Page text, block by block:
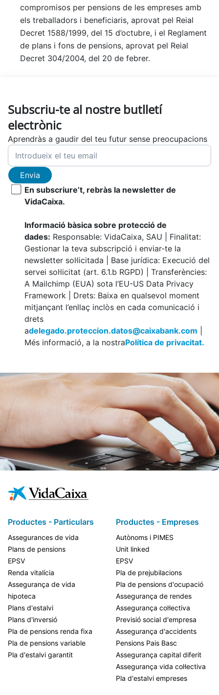
compromisos per pensions de les empreses amb
els treballadors i beneficiaris, aprovat pel Reial
Decret 1588/1999, del 15 d’octubre, i el Reglament
de plans i fons de pensions, aprovat pel Reial
Decret 304/2004, del 20 de febrer.
Subscriu-te al nostre butlletí
electrònic
Aprendràs a gaudir del teu futur sense preocupacions
Envia
En subscriure’t, rebràs la newsletter de
VidaCaixa.
Informació bàsica sobre protecció de
dades: Responsable: VidaCaixa, SAU | Finalitat:
Gestionar la teva subscripció i enviar-te la
newsletter sol·licitada | Base jurídica: Execució del
servei sol·licitat (art. 6.1.b RGPD) | Transferències:
A Mailchimp (EUA) sota l’EU-US Data Privacy
Framework | Drets: Baixa en qualsevol moment
mitjançant l’enllaç inclòs en cada comunicació i
drets
adelegado.proteccion.datos@caixabank.com
Més informació, a la nostraPolítica de privacitat.
Productes - Particulars
Assegurances de vida
Plans de pensions
EPSV
Renda vitalícia
Assegurança de vida
hipoteca
Plans d'estalvi
Plans d'inversió
Pla de pensions renda fixa
Pla de pensions variable
Pla d'estalvi garantit
Productes - Empreses
Autònoms i PIMES
Unit linked
EPSV
Pla de prejubilacions
Pla de pensions d'ocupació
Assegurança de rendes
Assegurança col·lectiva
Previsió social d'empresa
Assegurança d'accidents
Pensions Pais Basc
Assegurança capital diferit
Assegurança vida col·lectiva
Pla d'estalvi empreses